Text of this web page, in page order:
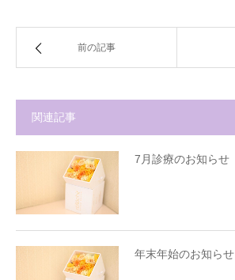
前の記事
関連記事
7月診療のお知らせ
年末年始のお知らせ